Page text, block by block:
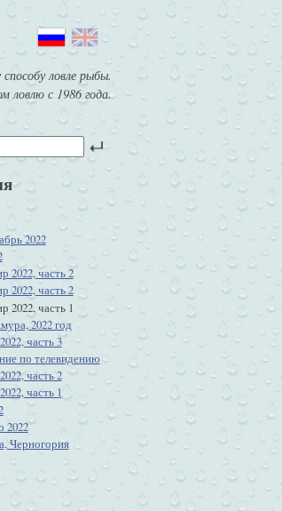
ловле рыбы.
ловлю с 1986 года.
2022
2022, часть 2
2022, часть 2
2022, часть 1
2022 год
часть 3
по телевидению
часть 2
часть 1
2022
Черногория